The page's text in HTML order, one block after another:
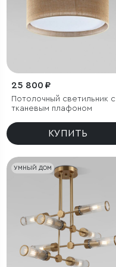
25 800 ₽
Потолочный светильник с
тканевым плафоном
КУПИТЬ
УМНЫЙ ДОМ